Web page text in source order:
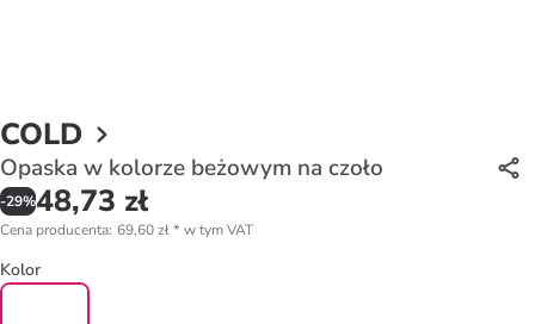
COLD
Opaska w kolorze beżowym na czoło
-29%48,73 zł
Cena producenta: 69,60 zł* w tym VAT
Kolor